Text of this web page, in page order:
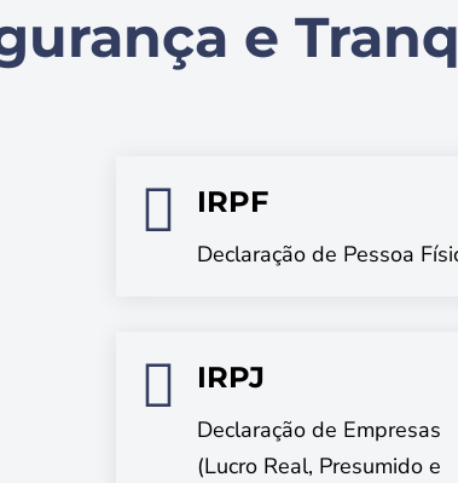
e
 IRPF
Declaração de Pessoa
 IRPJ
Declaração de Empresas
(Lucro Real, Presumido e